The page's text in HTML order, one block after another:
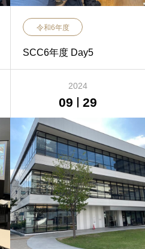
令和6年度
SCC6年度 Day5
2024
09 29